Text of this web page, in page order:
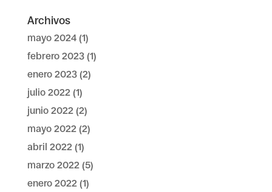
Archivos
mayo 2024(1)
febrero 2023(1)
enero 2023(2)
julio 2022(1)
junio 2022(2)
mayo 2022(2)
abril 2022(1)
marzo 2022(5)
enero 2022(1)